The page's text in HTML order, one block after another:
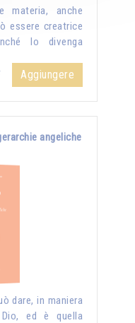
materia, anche
essere creatrice
lo divenga
Aggiungere
angeliche
dare, in maniera
Dio, ed è quella